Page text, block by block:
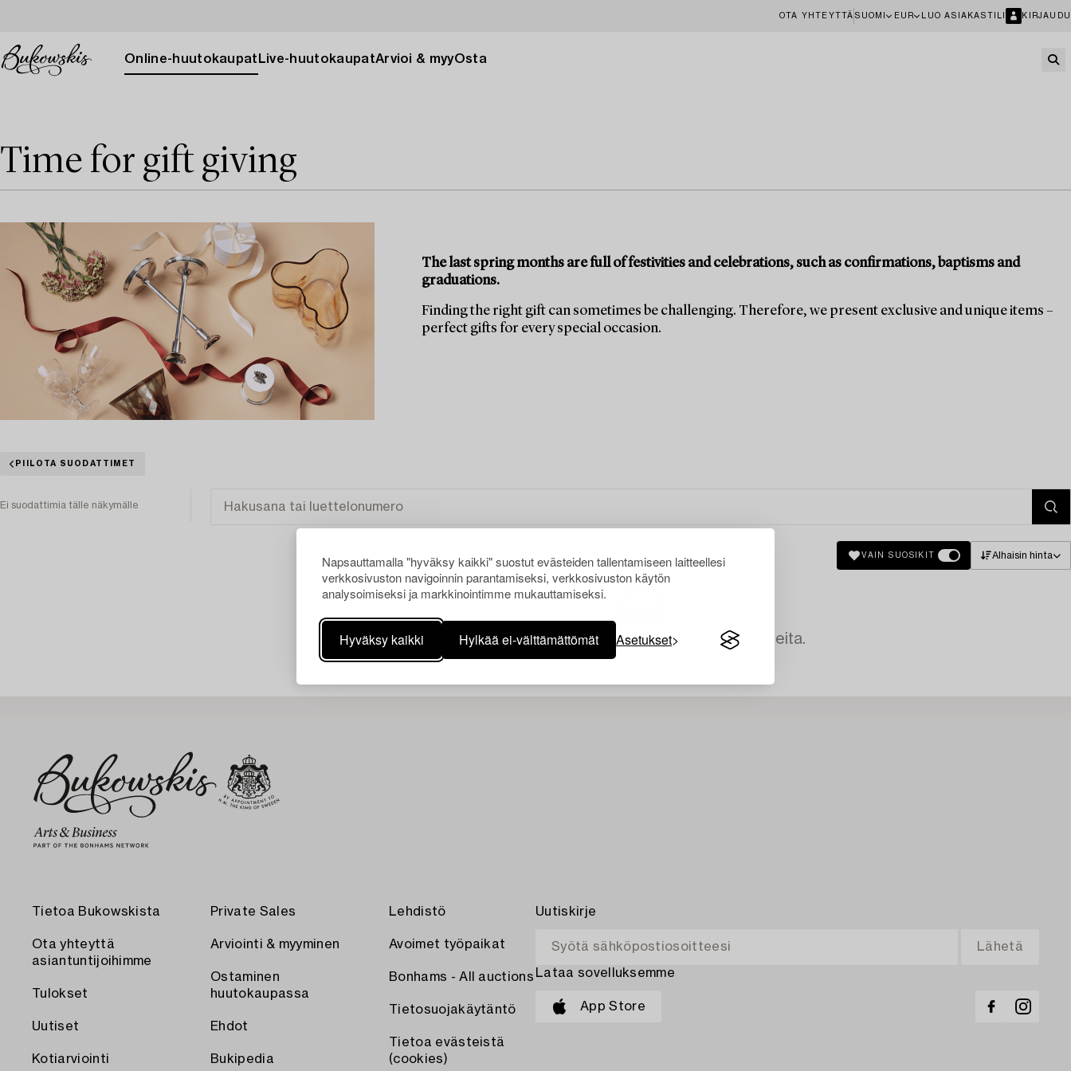
Napsauttamalla "hyväksy kaikki" suostut evästeiden tallentamiseen laitteellesi
verkkosivuston navigoinnin parantamiseksi, verkkosivuston käytön
analysoimiseksi ja markkinointimme mukauttamiseksi.
Hyväksy kaikki Hylkää ei-välttämättömät Asetukset
OTA YHTEYTTÄ SUOMI EUR LUO ASIAKASTILI KIRJAUDU
Online-huutokaupat Live-huutokaupatArvioi & myyOsta
Time for gift giving
The last spring months are full of festivities and celebrations, such as confirmations, baptisms and
graduations.
Finding the right gift can sometimes be challenging. Therefore, we present exclusive and unique items –
perfect gifts for every special occasion.
PIILOTA SUODATTIMET
Ei suodattimia tälle näkymälle
VAIN SUOSIKIT Alhaisin hinta
Juuri nyt ei löytynyt hakuasi vastaavia kohteita.
Tietoa Bukowskista
Ota yhteyttä
asiantuntijoihimme
Tulokset
Uutiset
Kotiarviointi
Private Sales
Arviointi & myyminen
Ostaminen
huutokaupassa
Ehdot
Bukipedia
Lehdistö
Avoimet työpaikat
Bonhams - All auctions
Tietosuojakäytäntö
Tietoa evästeistä
(cookies)
Uutiskirje
Lataa sovelluksemme
App Store